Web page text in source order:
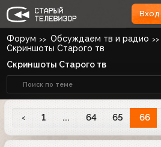
Вход
Форум Обсуждаем тв и радио
Скриншоты Старого тв
Скриншоты Старого тв
‹ 1 ... 64 65 66